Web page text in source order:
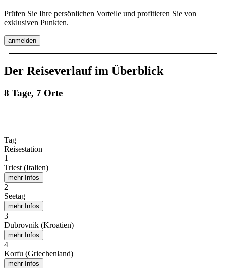
Prüfen Sie Ihre persönlichen Vorteile und profitieren Sie von
exklusiven Punkten.
anmelden
Der Reiseverlauf im Überblick
8 Tage, 7 Orte
Tag
Reisestation
1
Triest (Italien)
mehr Infos
2
Seetag
mehr Infos
3
Dubrovnik (Kroatien)
mehr Infos
4
Korfu (Griechenland)
mehr Infos